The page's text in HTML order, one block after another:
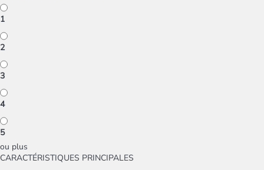
1
2
3
4
5
ou plus
CARACTÉRISTIQUES PRINCIPALES